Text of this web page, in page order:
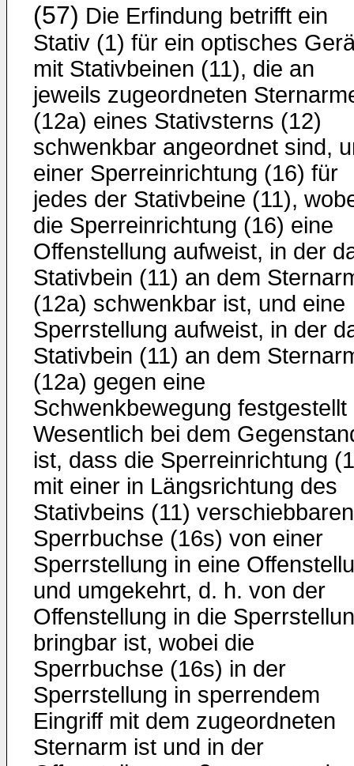
(57) Die Erfindung betrifft ein
Stativ (1) für ein optisches
mit Stativbeinen (11), die an
jeweils zugeordneten
(12a) eines Stativsterns (12)
schwenkbar angeordnet sind,
einer Sperreinrichtung (16) für
jedes der Stativbeine (11),
die Sperreinrichtung (16) eine
Offenstellung aufweist, in der
Stativbein (11) an dem
(12a) schwenkbar ist, und eine
Sperrstellung aufweist, in der
Stativbein (11) an dem
(12a) gegen eine
Schwenkbewegung festgestellt
Wesentlich bei dem
ist, dass die Sperreinrichtung
mit einer in Längsrichtung des
Stativbeins (11) verschiebbaren
Sperrbuchse (16s) von einer
Sperrstellung in eine
und umgekehrt, d. h. von der
Offenstellung in die
bringbar ist, wobei die
Sperrbuchse (16s) in der
Sperrstellung in sperrendem
Eingriff mit dem zugeordneten
Sternarm ist und in der